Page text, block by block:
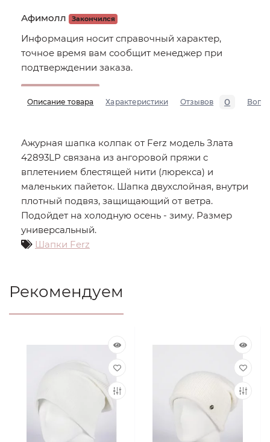
Афимолл Закончился
Информация носит справочный характер,
точное время вам сообщит менеджер при
подтверждении заказа.
Описание товара Характеристики Отзывов 0
Ажурная шапка колпак от Ferz модель Злата
42893LP связана из ангоровой пряжи с
вплетением блестящей нити (люрекса) и
маленьких пайеток. Шапка двухслойная, внутри
плотный подвяз, защищающий от ветра.
Подойдет на холодную осень - зиму. Размер
универсальный.
Шапки Ferz
Рекомендуем